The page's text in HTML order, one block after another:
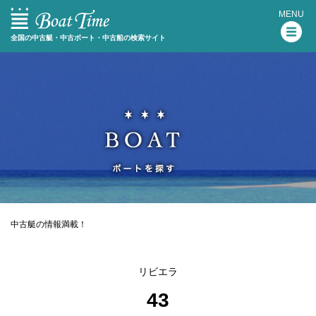
全国の中古艇・中古ボート・中古船の検索サイト
MENU
中古艇の情報満載！
リビエラ
43